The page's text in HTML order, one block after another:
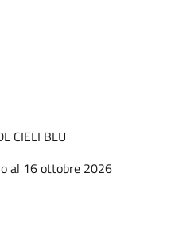
CIELI BLU
al 16 ottobre 2026